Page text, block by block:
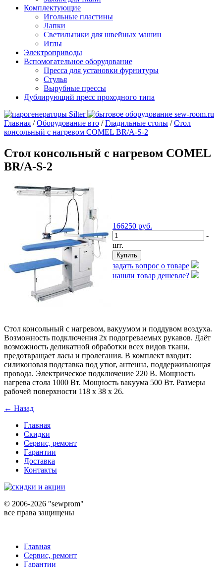
Комплектующие
Игольные пластины
Лапки
Светильники для швейных машин
Иглы
Электроприводы
Вспомогательное оборудование
Пресса для установки фурнитуры
Стулья
Вырубные прессы
Дублирующий пресс проходного типа
Главная /Оборудование вто /Гладильные столы /Стол
консольный с нагревом COMEL BR/A-S-2
Стол консольный с нагревом COMEL
BR/A-S-2
166250 руб.
-
шт.
задать вопрос о товаре
нашли товар дешевле?
Стол консольный с нагревом, вакуумом и поддувом воздуха.
Возможность подключения 2х подогреваемых рукавов. Даёт
возможность деликатной обработки всех видов ткани,
предотвращает ласы и пролегания. В комплект входит:
силиконовая подставка под утюг, антенна, поддерживающая
провода. Электрическое подключение 220 В. Мощность
нагрева стола 1000 Вт. Мощность вакуума 500 Вт. Размеры
рабочей поверхности 118 x 38 x 26.
← Назад
Главная
Скидки
Сервис, ремонт
Гарантии
Доставка
Контакты
© 2006-2026 "sewprom"
все права защищены
Главная
Сервис, ремонт
Гарантии